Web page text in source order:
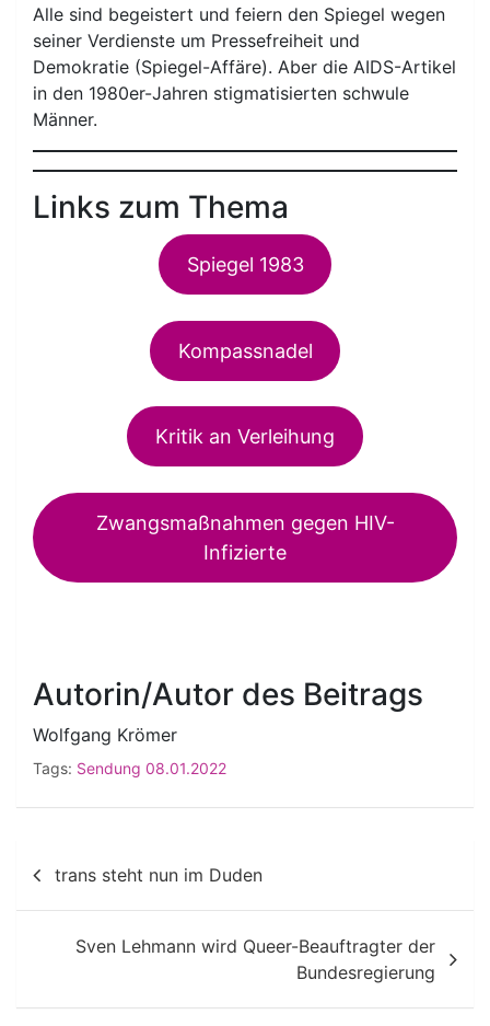
Alle sind begeistert und feiern den Spiegel wegen
seiner Verdienste um Pressefreiheit und
Demokratie (Spiegel-Affäre). Aber die AIDS-Artikel
in den 1980er-Jahren stigmatisierten schwule
Männer.
Links zum Thema
Spiegel 1983
Kompassnadel
Kritik an Verleihung
Zwangsmaßnahmen gegen HIV-
Infizierte
Autorin/Autor des Beitrags
Wolfgang Krömer
Tags: Sendung 08.01.2022
Beitragsnavigation
trans steht nun im Duden
Sven Lehmann wird Queer-Beauftragter der
Bundesregierung